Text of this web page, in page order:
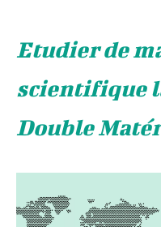
Etudier de
scientifique
Double